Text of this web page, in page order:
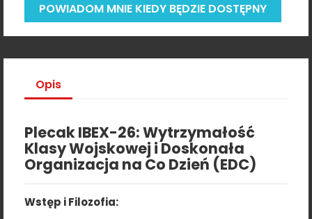
POWIADOM MNIE KIEDY BĘDZIE DOSTĘPNY
Opis
Plecak IBEX-26: Wytrzymałość
Klasy Wojskowej i Doskonała
Organizacja na Co Dzień (EDC)
Wstęp i Filozofia: